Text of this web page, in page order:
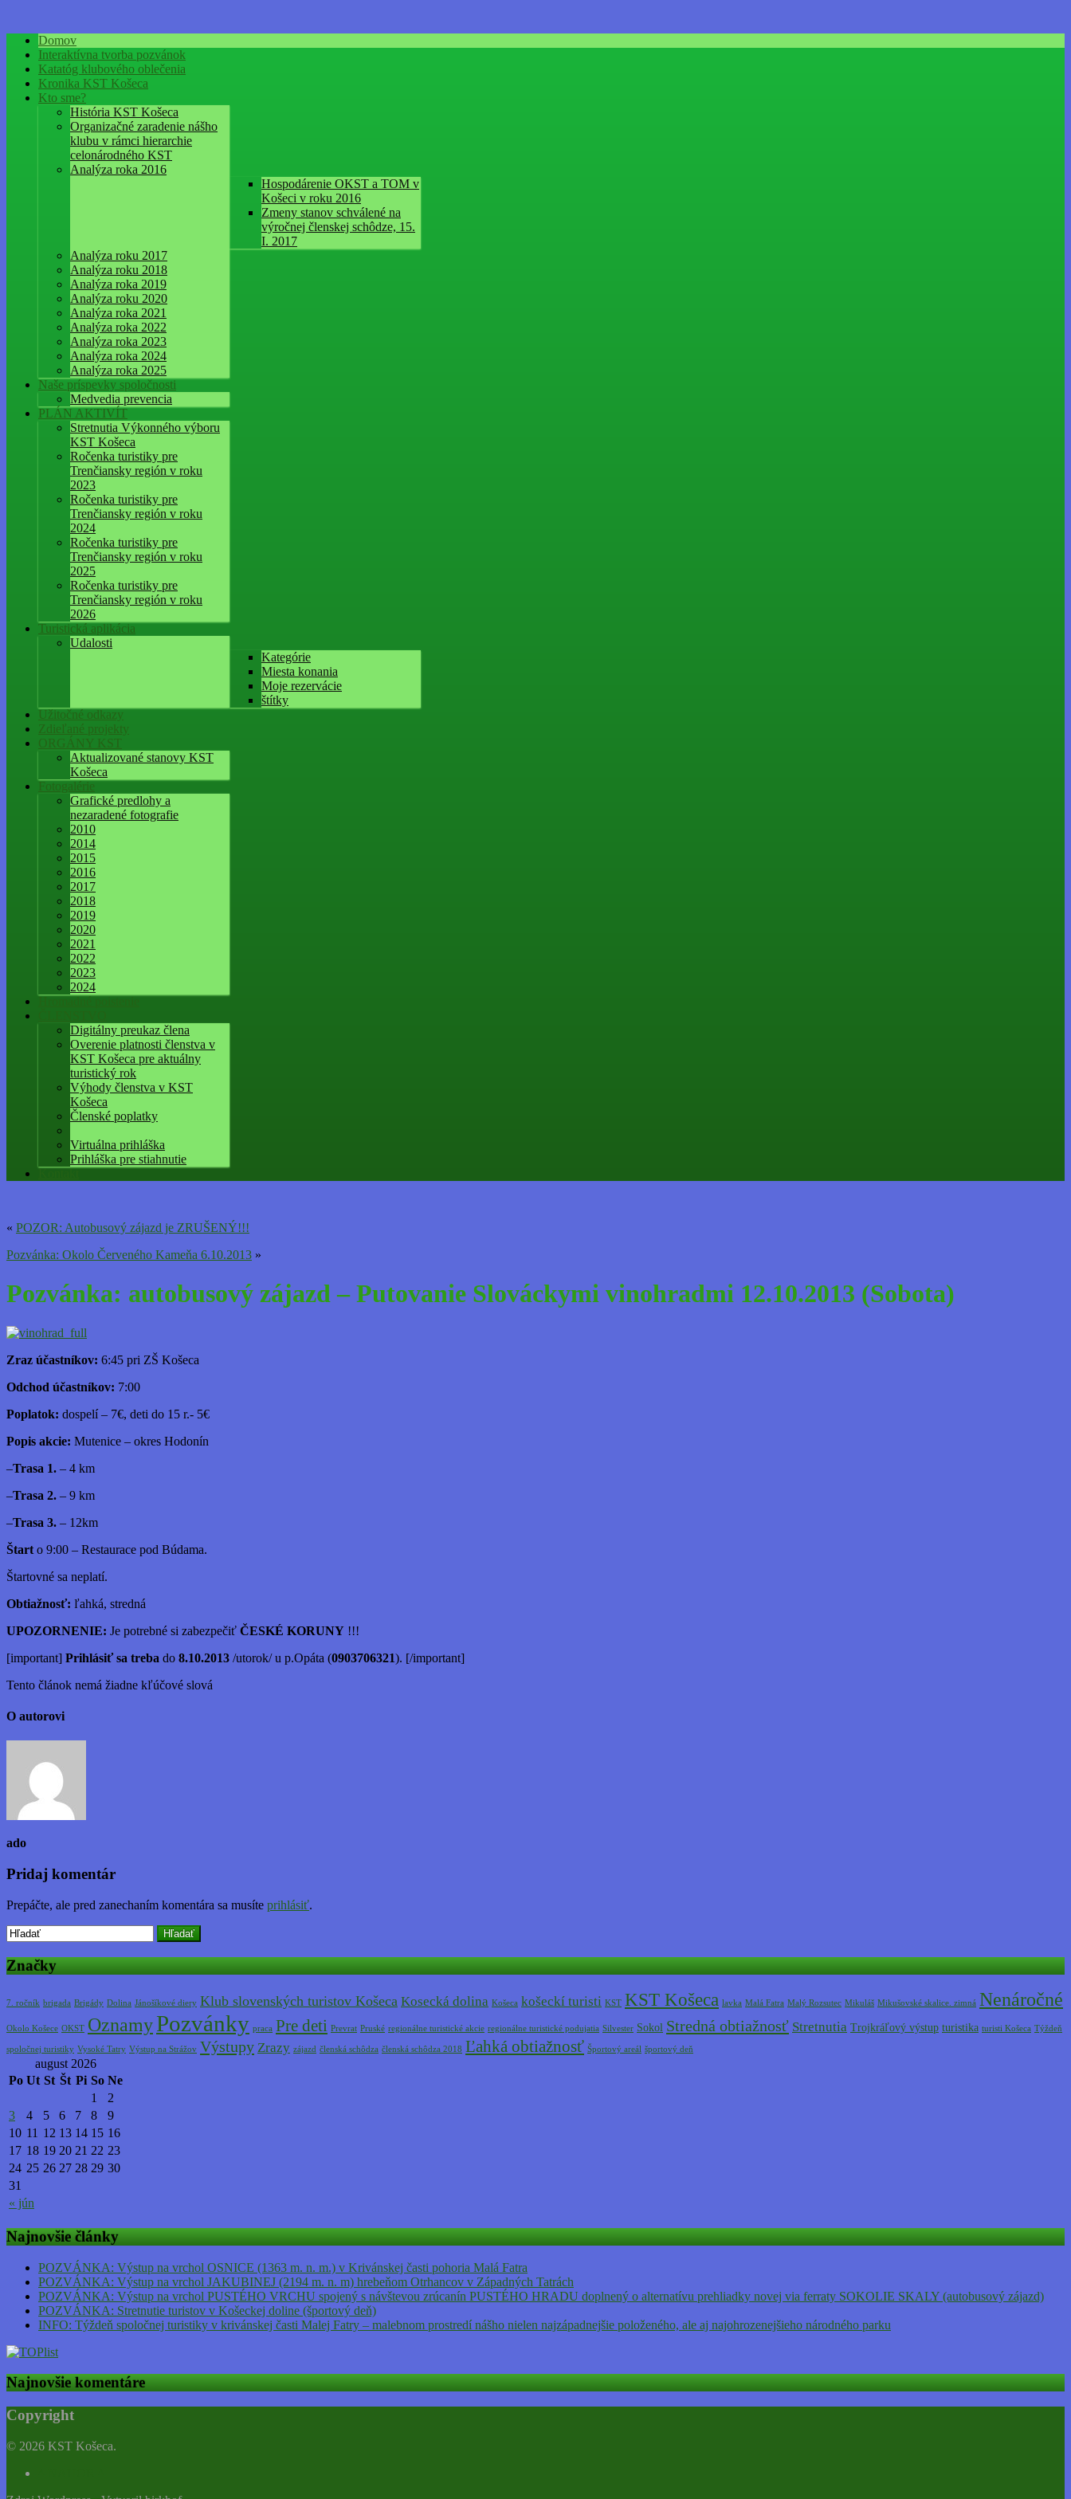
Domov
Interaktívna tvorba pozvánok
Katatóg klubového oblečenia
Kronika KST Košeca
Kto sme?
História KST Košeca
Organizačné zaradenie nášho
klubu v rámci hierarchie
celonárodného KST
Analýza roka 2016
Hospodárenie OKST a TOM v
Košeci v roku 2016
Zmeny stanov schválené na
výročnej členskej schôdze, 15.
I. 2017
Analýza roku 2017
Analýza roku 2018
Analýza roka 2019
Analýza roku 2020
Analýza roka 2021
Analýza roka 2022
Analýza roka 2023
Analýza roka 2024
Analýza roka 2025
Naše príspevky spoločnosti
Medvedia prevencia
PLÁN AKTIVÍT
Stretnutia Výkonného výboru
KST Košeca
Ročenka turistiky pre
Trenčiansky región v roku
2023
Ročenka turistiky pre
Trenčiansky región v roku
2024
Ročenka turistiky pre
Trenčiansky región v roku
2025
Ročenka turistiky pre
Trenčiansky región v roku
2026
Turistická aplikácia
Udalosti
Kategórie
Miesta konania
Moje rezervácie
štítky
Užitočné odkazy
Zdieľané projekty
ORGÁNY KST
Aktualizované stanovy KST
Košeca
Fotogalérie
Grafické predlohy a
nezaradené fotografie
2010
2014
2015
2016
2017
2018
2019
2020
2021
2022
2023
2024
Digitálny preukaz člena
Overenie platnosti členstva v
KST Košeca pre aktuálny
turistický rok
Výhody členstva v KST
Košeca
Členské poplatky
Virtuálna prihláška
Prihláška pre stiahnutie
« POZOR: Autobusový zájazd je ZRUŠENÝ!!!
Pozvánka: Okolo Červeného Kameňa 6.10.2013 »
Pozvánka: autobusový zájazd – Putovanie Slováckymi vinohradmi 12.10.2013 (Sobota)
Zraz účastníkov: 6:45 pri ZŠ Košeca
Odchod účastníkov: 7:00
Poplatok: dospelí – 7€, deti do 15 r.- 5€
Popis akcie: Mutenice – okres Hodonín
–Trasa 1. – 4 km
–Trasa 2. – 9 km
–Trasa 3. – 12km
Štart o 9:00 – Restaurace pod Búdama.
Štartovné sa neplatí.
Obtiažnosť: ľahká, stredná
UPOZORNENIE: Je potrebné si zabezpečiť ČESKÉ KORUNY !!!
[important] Prihlásiť sa treba do 8.10.2013 /utorok/ u p.Opáta (0903706321). [/important]
Tento článok nemá žiadne kľúčové slová
O autorovi
ado
Pridaj komentár
Prepáčte, ale pred zanechaním komentára sa musíte prihlásiť.
Hľadať
Značky
7. ročník brigada Brigády Dolina Jánošíkové diery Klub slovenských turistov Košeca Kosecká dolina Košeca košeckí turisti KST KST Košeca lavka Malá Fatra Malý Rozsutec Mikuláš Mikušovské skalice. zimná Nenáročné
Okolo Košece OKST OznamyPozvánky praca Pre deti Prevrat Pruské regionálne turistické akcie regionálne turistické podujatia Silvester Sokol Stredná obtiažnosť Stretnutia Trojkráľový výstup turistika turisti Košeca Týždeň
spoločnej turistiky Vysoké Tatry Výstup na Strážov Výstupy Zrazy zájazd členská schôdza členská schôdza 2018 Ľahká obtiažnosť Športový areál športový deň
august 2026
Po Ut St Št Pi So Ne
« jún
1
2
3
4 5 6 7 8
9
10 11 12 13 14 15 16
17 18 19 20 21 22 23
24 25 26 27 28 29 30
31
Najnovšie články
POZVÁNKA: Výstup na vrchol OSNICE (1363 m. n. m.) v Krivánskej časti pohoria Malá Fatra
POZVÁNKA: Výstup na vrchol JAKUBINEJ (2194 m. n. m) hrebeňom Otrhancov v Západných Tatrách
POZVÁNKA: Výstup na vrchol PUSTÉHO VRCHU spojený s návštevou zrúcanín PUSTÉHO HRADU doplnený o alternatívu prehliadky novej via ferraty SOKOLIE SKALY (autobusový zájazd)
POZVÁNKA: Stretnutie turistov v Košeckej doline (športový deň)
INFO: Týždeň spoločnej turistiky v krivánskej časti Malej Fatry – malebnom prostredí nášho nielen najzápadnejšie položeného, ale aj najohrozenejšieho národného parku
Najnovšie komentáre
Copyright
© 2026 KST Košeca.